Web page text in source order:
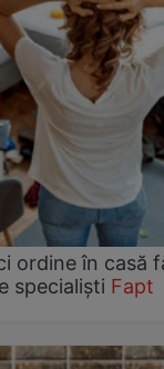
ordine în casă
specialiști Fapt